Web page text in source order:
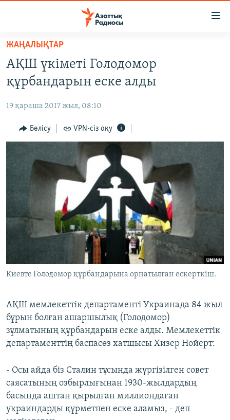
Skip
main
content
Skip
to
Navigation
Skip
Search
САЯСАТ
AZATTYQTV
ҚАҢТАР ОҚИҒАСЫ
АДАМ ҚҰҚЫҚТАРЫ
ӘЛЕУМЕТ
АРНАЙЫ ЖОБАЛАР
Русский
ЖАЗЫЛЫҢЫЗ
ЖАҢАЛЫҚТАР
АҚШ үкіметі Голодомор
құрбандарын еске алды
19 қараша 2017 жыл, 08:10
Бөлісу VPN-сіз оқу
Киевте Голодомор құрбандарына орнатылған ескерткіш.
АҚШ мемлекеттік департаменті Украинада 84 жыл
бұрын болған ашаршылық (Голодомор)
зұлматының құрбандарын еске алды. Мемлекеттік
департаменттің баспасөз хатшысы Хизер Нойерт:
- Осы айда біз Сталин тұсында жүргізілген совет
саясатының озбырлығынан 1930-жылдардың
басында аштан қырылған миллиондаған
украиндарды құрметпен еске аламыз, - деп